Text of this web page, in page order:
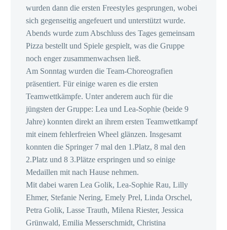
wurden dann die ersten Freestyles gesprungen, wobei
sich gegenseitig angefeuert und unterstützt wurde.
Abends wurde zum Abschluss des Tages gemeinsam
Pizza bestellt und Spiele gespielt, was die Gruppe
noch enger zusammenwachsen ließ.
Am Sonntag wurden die Team-Choreografien
präsentiert. Für einige waren es die ersten
Teamwettkämpfe. Unter anderem auch für die
jüngsten der Gruppe: Lea und Lea-Sophie (beide 9
Jahre) konnten direkt an ihrem ersten Teamwettkampf
mit einem fehlerfreien Wheel glänzen. Insgesamt
konnten die Springer 7 mal den 1.Platz, 8 mal den
2.Platz und 8 3.Plätze erspringen und so einige
Medaillen mit nach Hause nehmen.
Mit dabei waren Lea Golik, Lea-Sophie Rau, Lilly
Ehmer, Stefanie Nering, Emely Prel, Linda Orschel,
Petra Golik, Lasse Trauth, Milena Riester, Jessica
Grünwald, Emilia Messerschmidt, Christina